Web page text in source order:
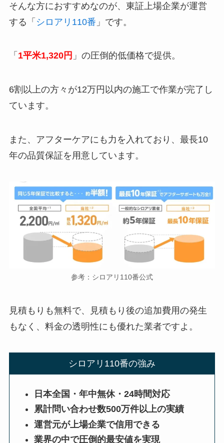
そんな方におすすめなのが、東証上場企業が運営
する「 シロアリ110番 」です。
「 1平米1,320円 」の圧倒的低価格で提供。
6割以上の方々が12万円以内の施工で作業が完了し
ています。
また、アフターケアにも力を入れており、最長10
年の品質保証を用意しています。
参考：シロアリ110番公式
見積もりも無料で、見積もり後の追加費用の発生
もなく、料金の透明性にも優れた業者ですよ。
シロアリ110番の強み
日本全国・年中無休・24時間対応
累計問い合わせ数500万件以上の実績
運営元が上場企業で信用できる
業界の中で圧倒的最安値を実現